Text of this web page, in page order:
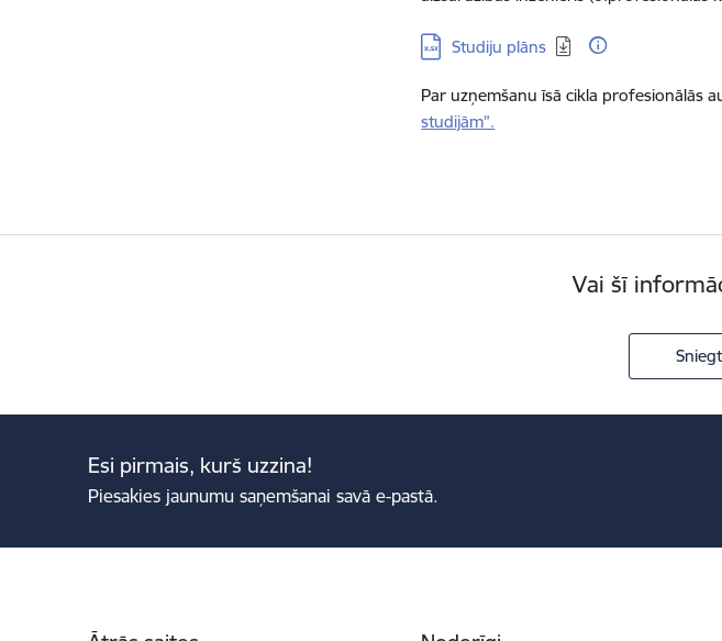
Lejupielādēt:
Studiju plāns
Par uzņemšanu īsā cikla profesionālās
studijām”.
Vai šī
Esi pirmais, kurš uzzina!
Piesakies jaunumu saņemšanai savā e-pastā.